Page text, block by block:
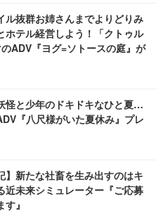
ル抜群お姉さんまでよりどりみ
ホテル経営しよう！「クトゥル
ADV『ヨグ=ソトースの庭』が
怪と少年のドキドキなひと夏…
『八尺様がいた夏休み』プレ
】新たな社畜を生み出すのはキ
近未来シミュレーター『ご応募
』